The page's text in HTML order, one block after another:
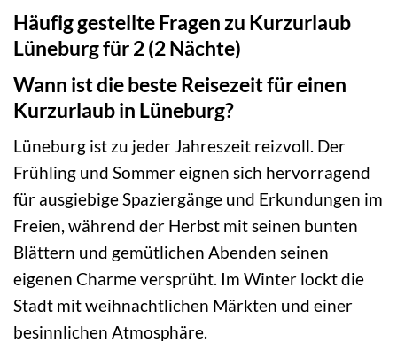
Häufig gestellte Fragen zu Kurzurlaub
Lüneburg für 2 (2 Nächte)
Wann ist die beste Reisezeit für einen
Kurzurlaub in Lüneburg?
Lüneburg ist zu jeder Jahreszeit reizvoll. Der
Frühling und Sommer eignen sich hervorragend
für ausgiebige Spaziergänge und Erkundungen im
Freien, während der Herbst mit seinen bunten
Blättern und gemütlichen Abenden seinen
eigenen Charme versprüht. Im Winter lockt die
Stadt mit weihnachtlichen Märkten und einer
besinnlichen Atmosphäre.